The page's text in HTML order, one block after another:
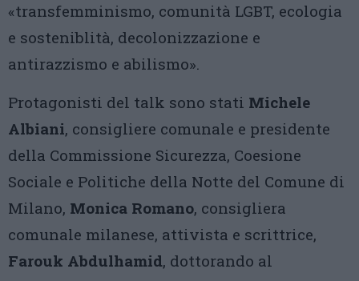
«transfemminismo, comunità LGBT, ecologia
e sosteniblità, decolonizzazione e
antirazzismo e abilismo».
Protagonisti del talk sono stati Michele
Albiani, consigliere comunale e presidente
della Commissione Sicurezza, Coesione
Sociale e Politiche della Notte del Comune di
Milano, Monica Romano, consigliera
comunale milanese, attivista e scrittrice,
Farouk Abdulhamid, dottorando al